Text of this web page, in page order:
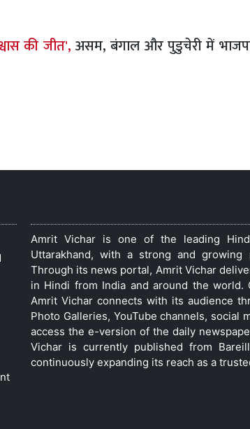
की जीत', असम, बंगाल और पुडुचेरी में
Amrit Vichar is one of the leading
Uttarakhand, with a strong and
Through its news portal, Amrit Vichar
in Hindi from India and around the world.
Amrit Vichar connects with its audience
Photo Galleries, YouTube channels, social
access the e-version of the daily
Vichar is currently published from
continuously expanding its reach as a